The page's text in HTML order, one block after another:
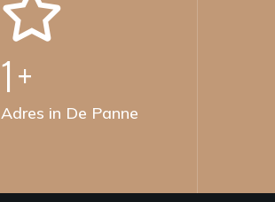
1+
Adres in De Panne